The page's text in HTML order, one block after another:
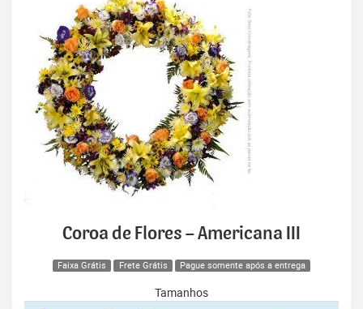
Coroa de Flores – Americana III
Faixa Grátis Frete Grátis Pague somente após a entrega
Tamanhos